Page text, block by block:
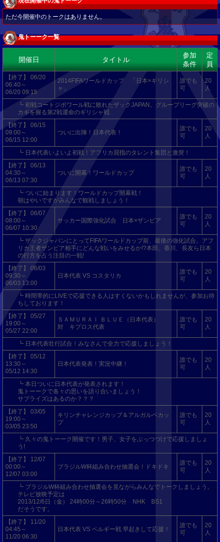
ただ今開催中のトークはありません。
鬼トーーク一覧
開催日 タイトル
参加
条件
定
員
【終了】 06/20
06:40～
06/20 09:15
2014FIFAワールドカップ 「日本×ギリシ
ャ」
誰でも
可
20
人
┗ 初戦コートジボワール戦に敗れたザックJAPAN。グループリーグ突破の
カギを握る第2戦運命のギリシャ戦
【終了】 06/15
09:00～
06/15 12:00
ついに出陣！日本代表！
誰でも
可
20
人
┗ 日本代表いよいよ初戦！アフリカ屈指のタレント集団と激突！
【終了】 06/13
04:30～
06/13 07:30
ついに開幕！ワールドカップ
誰でも
可
20
人
┗ ついに始まります！ワールドカップ開幕戦！
朝はやいですがみんなで観戦しましょう！
【終了】 06/07
08:00～
06/07 10:30
サッカー国際強化試合 日本×ザンビア
誰でも
可
20
人
┗ ザックジャパンにとってFIFAワールドカップ前、最後の強化試合。アフ
リカ王者ザンビア相手にどんな戦いをみせるか!?本田、香川、長友ら日本
の行方を占う注目の一戦!
【終了】 06/03
09:30～
06/03 13:00
日本代表 VS コスタリカ
誰でも
可
20
人
┗ 時間帯的にLIVEで応援できる人はすくないかもしれませんが、参加お待
ちしております！
【終了】 05/27
19:00～
05/27 22:00
ＳＡＭＵＲＡＩ ＢＬＵＥ（日本代表）
対 キプロス代表
誰でも
可
20
人
┗ 日本代表壮行試合！みなさんで全力で応援しましょう！
【終了】 05/12
13:30～
05/12 14:30
日本代表発表！実況中継！
誰でも
可
20
人
┗ 本日ついに日本代表が発表されます！
鬼トーークで各々の思いを語り合いましょう！
サプライズはあるのか？？？
【終了】 03/05
19:00～
03/05 23:50
キリンチャレンジカップ＆アルガルベカッ
プ
誰でも
可
20
人
┗ 久々の鬼トーーク開催です！男子、女子をぶっつづけで応援しましょ
う!
【終了】 12/07
00:00～
12/07 03:00
ブラジルW杯組み合わせ抽選会！ドキドキ
誰でも
可
20
人
┗ ブラジルW杯組み合わせ抽選会を見ながらみんなでトークしましょう。
テレビ放映予定は
2013/12/6日（金） 24時00分～26時50分 NHK BS1
だそうです。
【終了】 11/20
04:45～
11/20 06:30
日本代表 VS ベルギー戦 早起きして応援！
誰でも
可
20
人